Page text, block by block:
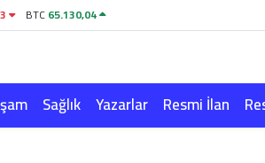
BTC65.130,04
Sağlık Yazarlar Resmi İlan